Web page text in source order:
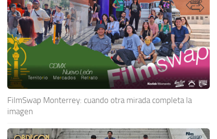
FilmSwap Monterrey: cuando otra mirada completa la
imagen